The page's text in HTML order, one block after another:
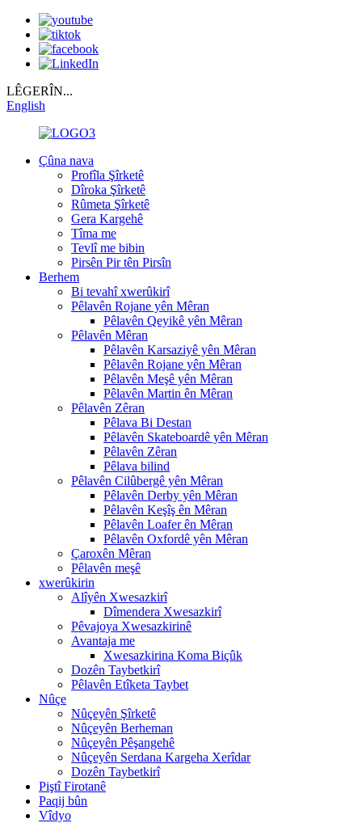
LÊGERÎN...
English
Çûna nava
Profîla Şîrketê
Dîroka Şîrketê
Rûmeta Şîrketê
Gera Kargehê
Tîma me
Tevlî me bibin
Pirsên Pir tên Pirsîn
Berhem
Bi tevahî xwerûkirî
Pêlavên Rojane yên Mêran
Pêlavên Qeyikê yên Mêran
Pêlavên Mêran
Pêlavên Karsaziyê yên Mêran
Pêlavên Rojane yên Mêran
Pêlavên Meşê yên Mêran
Pêlavên Martin ên Mêran
Pêlavên Zêran
Pêlava Bi Destan
Pêlavên Skateboardê yên Mêran
Pêlavên Zêran
Pêlava bilind
Pêlavên Cilûbergê yên Mêran
Pêlavên Derby yên Mêran
Pêlavên Keşîş ên Mêran
Pêlavên Loafer ên Mêran
Pêlavên Oxfordê yên Mêran
Çaroxên Mêran
Pêlavên meşê
xwerûkirin
Alîyên Xwesazkirî
Dîmendera Xwesazkirî
Pêvajoya Xwesazkirinê
Avantaja me
Xwesazkirina Koma Biçûk
Dozên Taybetkirî
Pêlavên Etîketa Taybet
Nûçe
Nûçeyên Şîrketê
Nûçeyên Berheman
Nûçeyên Pêşangehê
Nûçeyên Serdana Kargeha Xerîdar
Dozên Taybetkirî
Piştî Firotanê
Paqij bûn
Vîdyo